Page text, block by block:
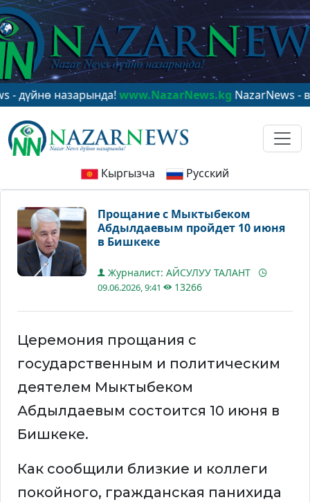
назарында!www.NazarNews.kgNazarNews - в
Кыргызча Русский
Прощание с Мыктыбеком
Абдылдаевым пройдет 10 июня
в Бишкеке
Журналист: АЙСУЛУУ ТАЛАНТ
09.06.2026, 9:41 13266
Церемония прощания с
государственным и политическим
деятелем Мыктыбеком
Абдылдаевым состоится 10 июня в
Бишкеке.
Как сообщили близкие и коллеги
покойного, гражданская панихида